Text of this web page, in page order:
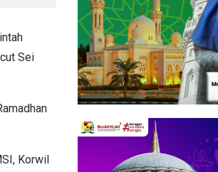
Sei
Korwil